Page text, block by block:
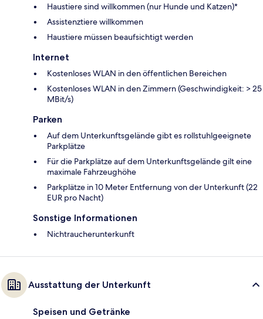
Haustiere sind willkommen (nur Hunde und Katzen)*
Assistenztiere willkommen
Haustiere müssen beaufsichtigt werden
Internet
Kostenloses WLAN in den öffentlichen Bereichen
Kostenloses WLAN in den Zimmern (Geschwindigkeit: > 25
MBit/s)
Parken
Auf dem Unterkunftsgelände gibt es rollstuhlgeeignete
Parkplätze
Für die Parkplätze auf dem Unterkunftsgelände gilt eine
maximale Fahrzeughöhe
Parkplätze in 10 Meter Entfernung von der Unterkunft (22
EUR pro Nacht)
Sonstige Informationen
Nichtraucherunterkunft
Ausstattung der Unterkunft
Speisen und Getränke